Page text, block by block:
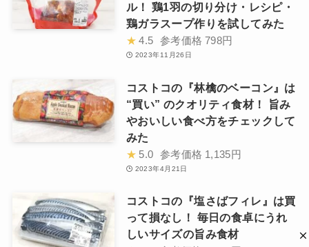
ル！ 鶏1羽の切り分け・レシピ・
鶏ガラスープ作りを試してみた
★ 4.5 参考価格 798円
2023年11月26日
コストコの『林檎のベーコン』は
“買い” のクオリティ食材！ 旨み
やおいしい食べ方をチェックして
みた
★ 5.0 参考価格 1,135円
2023年4月21日
コストコの『塩さばフィレ』は買
って損なし！ 毎日の食卓にうれ
しいサイズの旨み食材